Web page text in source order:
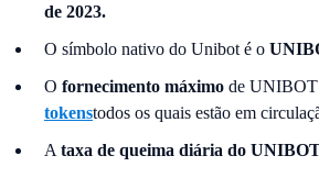
de 2023.
O símbolo nativo do Unibot é o
O fornecimento máximo de UNIBOT
tokenstodos os quais estão em
A taxa de queima diária do